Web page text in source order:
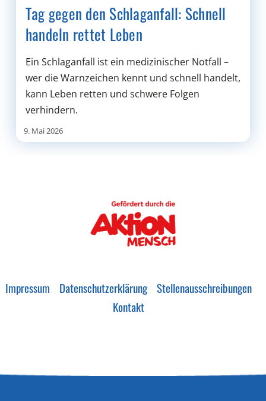
Tag gegen den Schlaganfall: Schnell
handeln rettet Leben
Ein Schlaganfall ist ein medizinischer Notfall –
wer die Warnzeichen kennt und schnell handelt,
kann Leben retten und schwere Folgen
verhindern.
9. Mai 2026
Impressum Datenschutzerklärung Stellenausschreibungen
Kontakt